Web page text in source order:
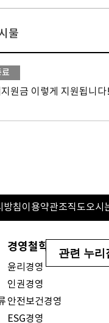
물
원금 이렇게 지원됩니다!
방침이용약관조직도오시
경영철학
윤리경영
인권경영
안전보건경영
ESG경영
관련 누리